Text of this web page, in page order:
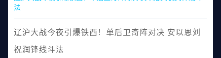
法
辽沪大战今夜引爆铁西！单后卫奇阵对决 安以恩刘
祝润锋线斗法